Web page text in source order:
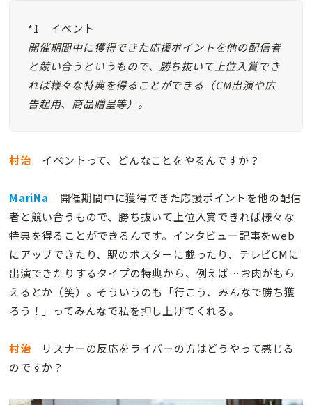
*1 イベント
開催期間中に獲得できた応援ポイントを他の配信者
と競い合うというもので、勝ち抜いて上位入賞でき
れば様々な特典を得ることができる（CM出演や広
告起用、商品贈呈等）。
村治 イベントって、どんなことをやるんですか？
MariNa 開催期間中に獲得できた応援ポイントを他の配信
者と競い合うもので、勝ち抜いて上位入賞できれば様々な
特典を得ることができるんです。インタビュー記事をweb
にアップできたり、駅のポスターに載ったり、テレビCMに
出演できたりするタイプの特典から、例えば…お肉がもら
えるとか（笑）。そういうのも「行こう、みんなで勝ち獲
ろう！」ってみんなで私を押し上げてくれる。
村治 リスナーの反応をライバーの方はどうやって感じる
のですか？